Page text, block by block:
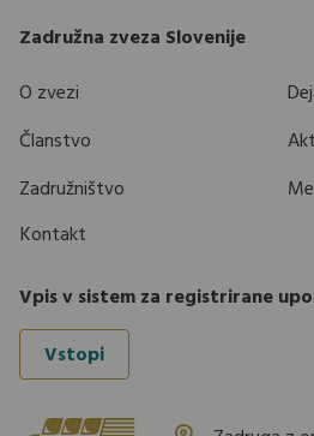
Zadružna zveza Slovenije
O zvezi
Članstvo
Zadružništvo
Kontakt
Vpis v sistem za registrirane
Vstopi